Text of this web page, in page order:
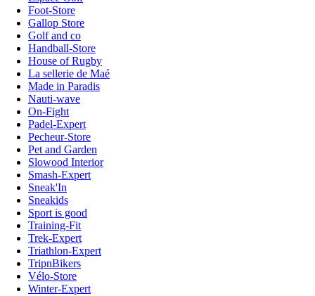
Foot-Store
Gallop Store
Golf and co
Handball-Store
House of Rugby
La sellerie de Maé
Made in Paradis
Nauti-wave
On-Fight
Padel-Expert
Pecheur-Store
Pet and Garden
Slowood Interior
Smash-Expert
Sneak'In
Sneakids
Sport is good
Training-Fit
Trek-Expert
Triathlon-Expert
TripnBikers
Vélo-Store
Winter-Expert